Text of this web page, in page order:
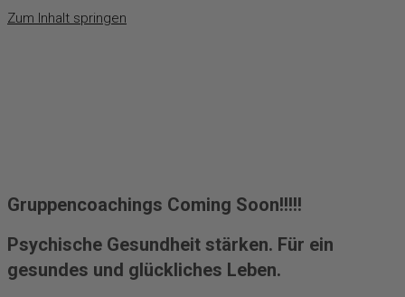
Zum Inhalt springen
Gruppencoachings Coming Soon!!!!!
Psychische Gesundheit stärken. Für ein
gesundes und glückliches Leben.